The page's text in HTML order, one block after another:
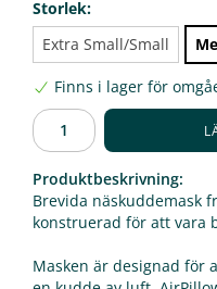
Storlek:
Extra Small/Small
Finns i lager för
Produktbeskrivning:
Brevida näskuddemask
konstruerad för att vara
Masken är designad för